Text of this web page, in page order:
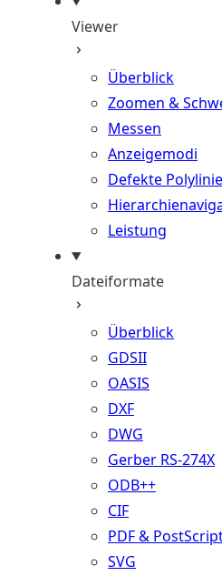
Viewer
Überblick
Zoomen &
Messen
Anzeigemodi
Defekte
Leistung
Dateiformate
Überblick
GDSII
OASIS
DXF
DWG
Gerber RS-274X
ODB++
CIF
PDF &
SVG